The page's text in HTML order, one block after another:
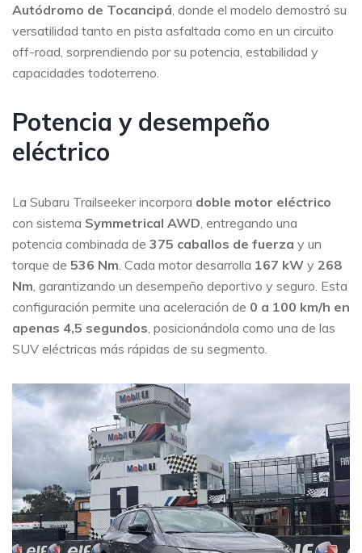
Autódromo de Tocancipá , donde el modelo demostró su
versatilidad tanto en pista asfaltada como en un circuito
off-road, sorprendiendo por su potencia, estabilidad y
capacidades todoterreno.
Potencia y desempeño
eléctrico
La Subaru Trailseeker incorpora doble motor eléctrico
con sistema Symmetrical AWD , entregando una
potencia combinada de 375 caballos de fuerza y un
torque de 536 Nm . Cada motor desarrolla 167 kW y 268
Nm , garantizando un desempeño deportivo y seguro. Esta
configuración permite una aceleración de 0 a 100 km/h en
apenas 4,5 segundos , posicionándola como una de las
SUV eléctricas más rápidas de su segmento.